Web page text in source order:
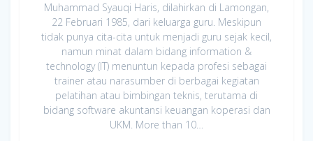
Muhammad Syauqi Haris, dilahirkan di Lamongan,
22 Februari 1985, dari keluarga guru. Meskipun
tidak punya cita-cita untuk menjadi guru sejak kecil,
namun minat dalam bidang information &
technology (IT) menuntun kepada profesi sebagai
trainer atau narasumber di berbagai kegiatan
pelatihan atau bimbingan teknis, terutama di
bidang software akuntansi keuangan koperasi dan
UKM. More than 10…